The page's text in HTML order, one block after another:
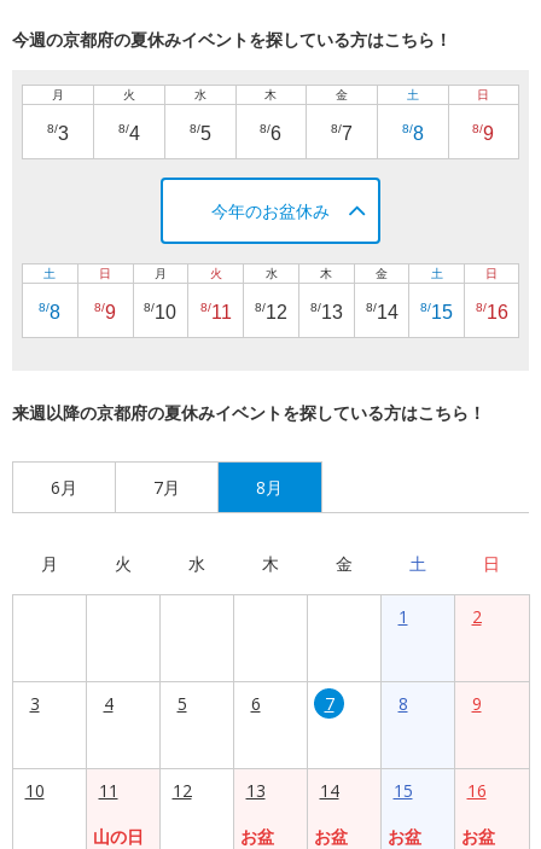
今週の京都府の夏休みイベントを探している方はこちら！
月
8/3
火
8/4
水
8/5
木
8/6
金
8/7
土
8/8
日
8/9
今年のお盆休み
土
8/8
日
8/9
月
8/10
火
8/11
水
8/12
木
8/13
金
8/14
土
8/15
日
8/16
来週以降の京都府の夏休みイベントを探している方はこちら！
6月 7月 8月
月 火 水 木 金 土 日
1 2
3 4 5 6 7 8 9
10
11
山の日
12
13
お盆
14
お盆
15
お盆
16
お盆